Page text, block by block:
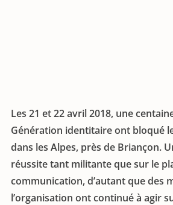
Les 21 et 22 avril 2018, une
Génération identitaire ont bloqué le
dans les Alpes, près de Briançon.
réussite tant militante que sur le
communication, d’autant que des
l’organisation ont continué à agir